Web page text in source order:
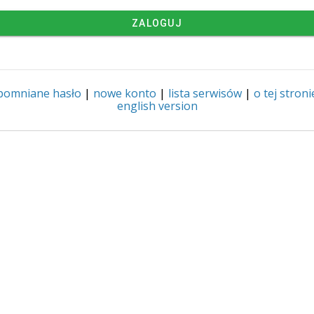
ZALOGUJ
hasło | nowe konto | lista serwisów | o tej
english version